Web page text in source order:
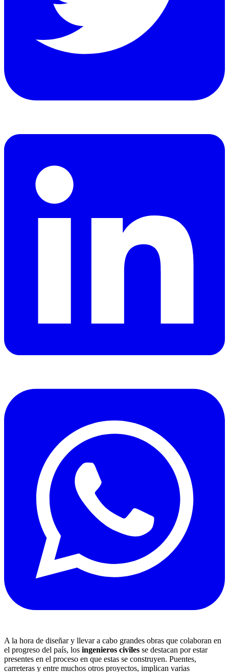
A la hora de diseñar y llevar a cabo grandes obras que colaboran en
el progreso del país, los ingenieros civiles se destacan por estar
presentes en el proceso en que estas se construyen. Puentes,
carreteras y entre muchos otros proyectos, implican varias